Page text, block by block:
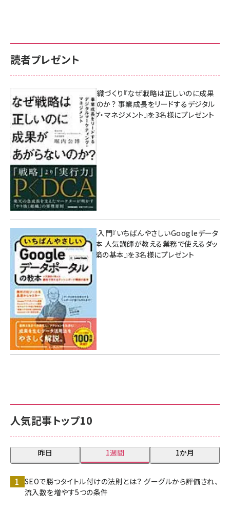
人気記事トップ10
昨日 1週間 1か月
SEOで勝つタイトル付けの法則とは？ グーグルから評価され、
流入数を増やす5つの条件
読者プレゼント
成果を生む組織づくり『なぜ戦略は正しいのに成果
があがらないのか？ 事業成長をリードするデジタル
マーケティング・マネジメント』を3名様にプレゼント
10:00
無料BIツール入門『いちばんやさしいGoogleデータ
ポータルの教本 人気講師が教える業務で使えるダッ
シュボード構築の基本』を3名様にプレゼント
7月31日 10:00